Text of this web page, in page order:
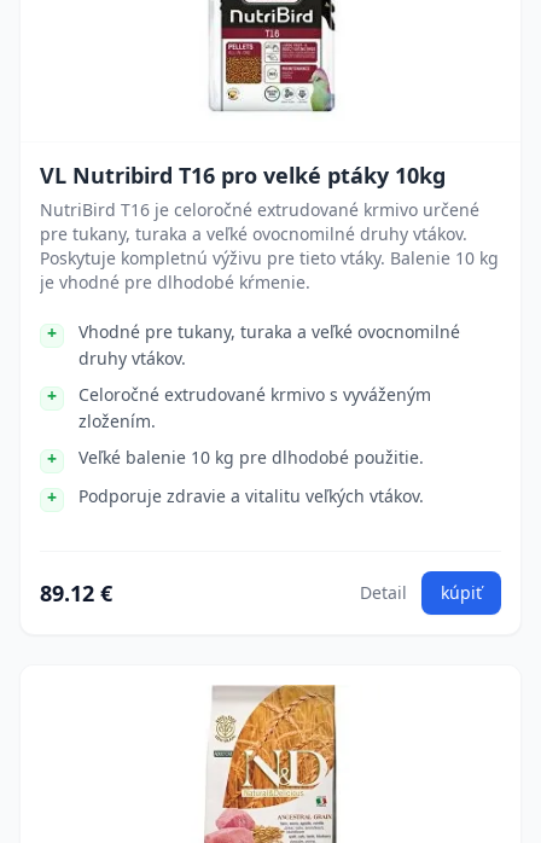
VL Nutribird T16 pro velké ptáky 10kg
NutriBird T16 je celoročné extrudované krmivo určené
pre tukany, turaka a veľké ovocnomilné druhy vtákov.
Poskytuje kompletnú výživu pre tieto vtáky. Balenie 10 kg
je vhodné pre dlhodobé kŕmenie.
Vhodné pre tukany, turaka a veľké ovocnomilné
druhy vtákov.
Celoročné extrudované krmivo s vyváženým
zložením.
Veľké balenie 10 kg pre dlhodobé použitie.
Podporuje zdravie a vitalitu veľkých vtákov.
89.12 € Detail kúpiť